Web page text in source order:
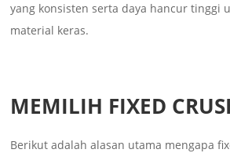
yang konsisten serta daya hancur tinggi
material keras.
MEMILIH FIXED
Berikut adalah alasan utama mengapa